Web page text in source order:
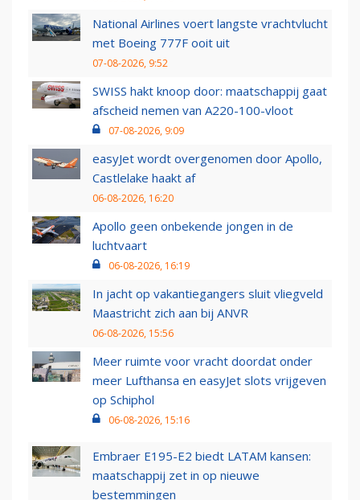
National Airlines voert langste vrachtvlucht
met Boeing 777F ooit uit
07-08-2026, 9:52
SWISS hakt knoop door: maatschappij gaat
afscheid nemen van A220-100-vloot
07-08-2026, 9:09
easyJet wordt overgenomen door Apollo,
Castlelake haakt af
06-08-2026, 16:20
Apollo geen onbekende jongen in de
luchtvaart
06-08-2026, 16:19
In jacht op vakantiegangers sluit vliegveld
Maastricht zich aan bij ANVR
06-08-2026, 15:56
Meer ruimte voor vracht doordat onder
meer Lufthansa en easyJet slots vrijgeven
op Schiphol
06-08-2026, 15:16
Embraer E195-E2 biedt LATAM kansen:
maatschappij zet in op nieuwe
bestemmingen